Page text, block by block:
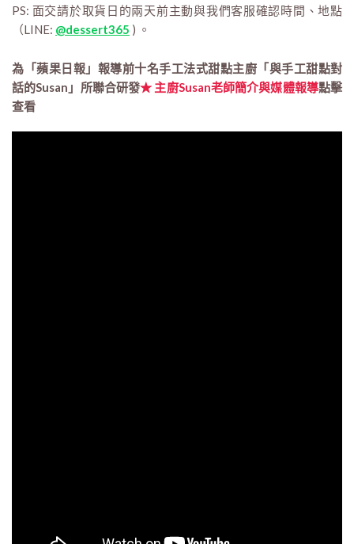
PS: 面交請於取貨日的兩天前主動與我們客服確認時間、地點
（LINE: @dessert365 ) 。
為「蘋果日報」報導前十名手工法式甜點主廚「與手工甜點對
話的Susan」所聯合研發★ 主廚Susan老師簡介與媒體報導點擊
查看